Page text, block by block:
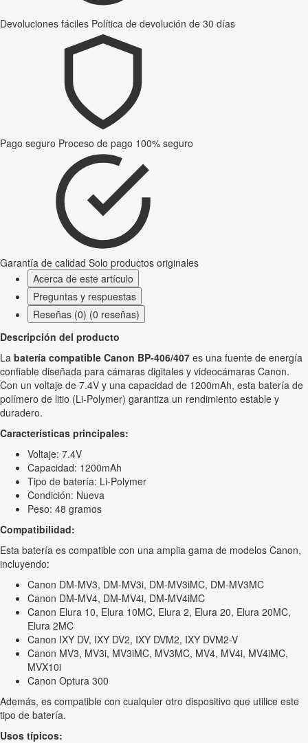
Devoluciones fáciles Política de devolución de 30 días
Pago seguro Proceso de pago 100% seguro
Garantía de calidad Solo productos originales
Acerca de este artículo
Preguntas y respuestas
Reseñas (0) (0 reseñas)
Descripción del producto
La batería compatible Canon BP-406/407 es una fuente de energía
confiable diseñada para cámaras digitales y videocámaras Canon.
Con un voltaje de 7.4V y una capacidad de 1200mAh, esta batería de
polímero de litio (Li-Polymer) garantiza un rendimiento estable y
duradero.
Características principales:
Voltaje: 7.4V
Capacidad: 1200mAh
Tipo de batería: Li-Polymer
Condición: Nueva
Peso: 48 gramos
Compatibilidad:
Esta batería es compatible con una amplia gama de modelos Canon,
incluyendo:
Canon DM-MV3, DM-MV3i, DM-MV3iMC, DM-MV3MC
Canon DM-MV4, DM-MV4i, DM-MV4iMC
Canon Elura 10, Elura 10MC, Elura 2, Elura 20, Elura 20MC,
Elura 2MC
Canon IXY DV, IXY DV2, IXY DVM2, IXY DVM2-V
Canon MV3, MV3i, MV3iMC, MV3MC, MV4, MV4i, MV4iMC,
MVX10i
Canon Optura 300
Además, es compatible con cualquier otro dispositivo que utilice este
tipo de batería.
Usos típicos: